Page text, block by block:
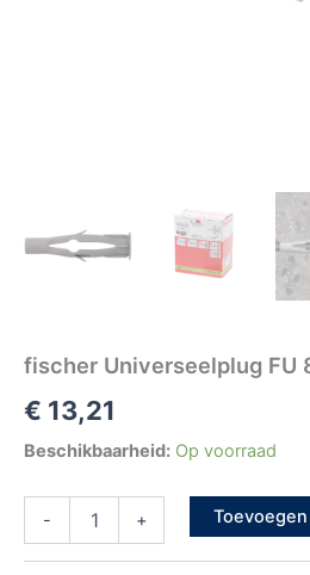
fischer Universeelplug FU
€ 13,21
Beschikbaarheid: Op voorraad
- +